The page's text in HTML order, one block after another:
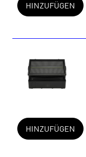
HINZUFÜGEN
HINZUFÜGEN